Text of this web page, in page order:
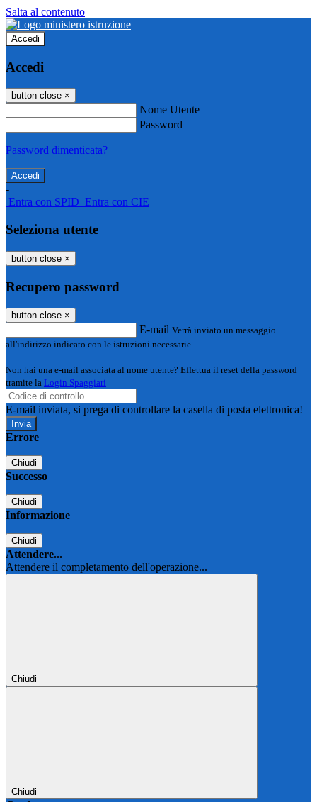
Salta al contenuto
Accedi
Accedi
button close ×
Nome Utente
Password
Password dimenticata?
-
Entra con SPID Entra con CIE
Seleziona utente
button close ×
Recupero password
button close ×
E-mail Verrà inviato un messaggio
all'indirizzo indicato con le istruzioni necessarie.
Non hai una e-mail associata al nome utente? Effettua il reset della password
tramite la Login Spaggiari
E-mail inviata, si prega di controllare la casella di posta elettronica!
Errore
Chiudi
Successo
Chiudi
Informazione
Chiudi
Attendere...
Attendere il completamento dell'operazione...
Chiudi
Chiudi